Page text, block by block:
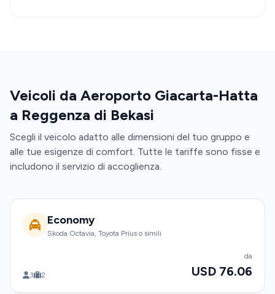
Veicoli da Aeroporto Giacarta-Hatta
a Reggenza di Bekasi
Scegli il veicolo adatto alle dimensioni del tuo gruppo e
alle tue esigenze di comfort. Tutte le tariffe sono fisse e
includono il servizio di accoglienza.
Economy
Skoda Octavia, Toyota Prius o simili
3 2
da
USD 76.06